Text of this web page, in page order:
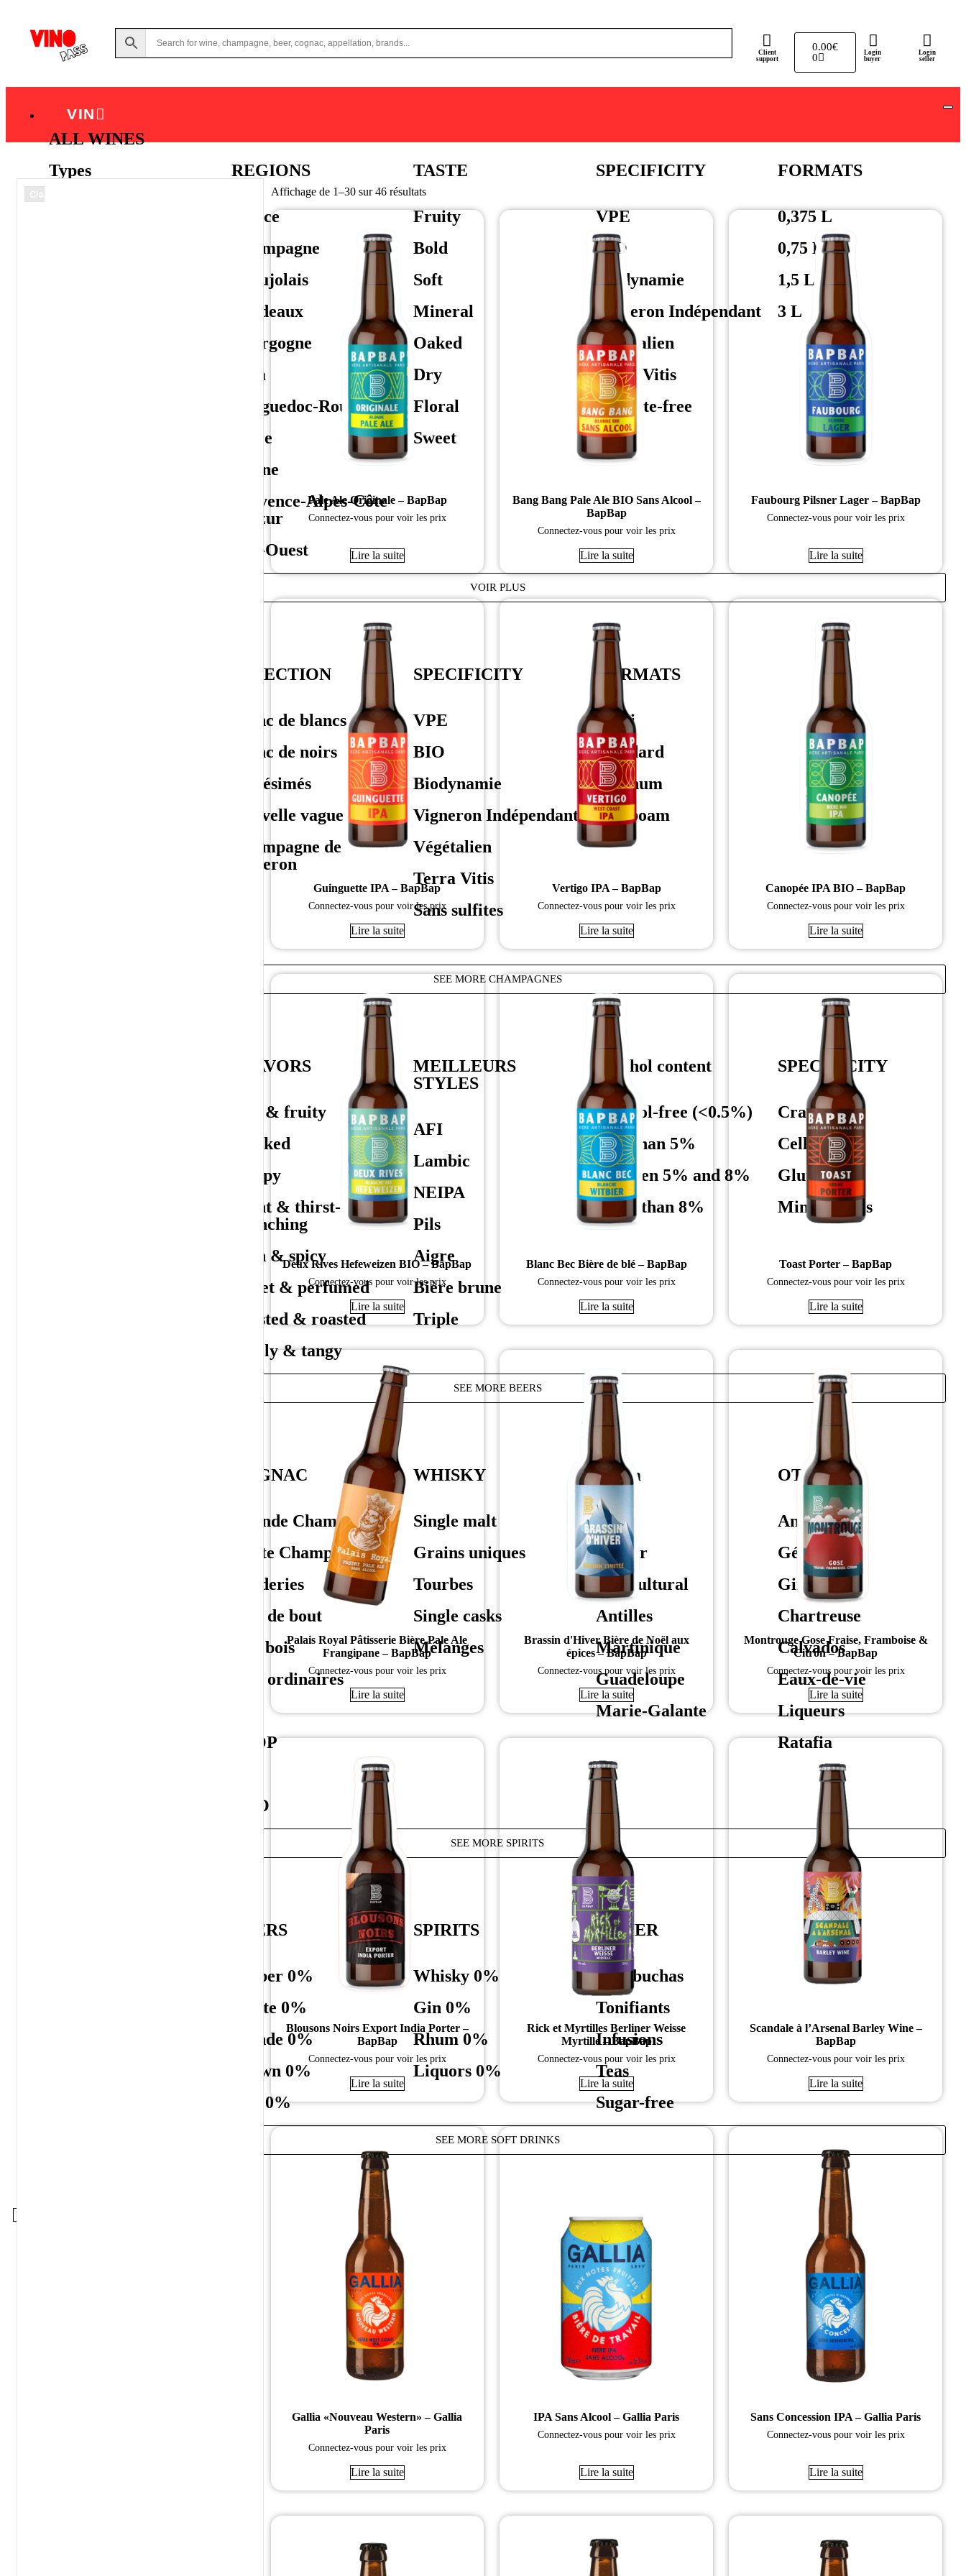
Client
support
0.00€
0
Login
buyer
Login
seller
VIN
ALL WINES
Types
REGIONS
Alsace
Champagne
Beaujolais
Bordeaux
Bourgogne
Jura
Languedoc-Roussillon
Loire
Rhône
Provence-Alpes-Côte
d'Azur
Sud-Ouest
TASTE
Fruity
Bold
Soft
Mineral
Oaked
Dry
Floral
Sweet
SPECIFICITY
VPE
BIO
Biodynamie
Vigneron Indépendant
Végétalien
Terra Vitis
Sulphite-free
FORMATS
0,375 L
0,75 L
1,5 L
3 L
VOIR PLUS
SELECTION
Blanc de blancs
Blanc de noirs
Millésimés
Nouvelle vague
Champagne de
vigneron
SPECIFICITY
VPE
BIO
Biodynamie
Vigneron Indépendant
Végétalien
Terra Vitis
Sans sulfites
FORMATS
Demi
Standard
Magnum
Jéroboam
SEE MORE CHAMPAGNES
FLAVORS
Soft & fruity
Smoked
Hoppy
Light & thirst-
quenching
Rich & spicy
Sweet & perfumed
Toasted & roasted
Lively & tangy
MEILLEURS
STYLES
AFI
Lambic
NEIPA
Pils
Aigre
Bière brune
Triple
Alcohol content
Alcohol-free (<0.5%)
Less than 5%
Between 5% and 8%
More than 8%
SPECIFICITY
Craft beers
Cellar beer
Gluten-free
Mini-barrels
SEE MORE BEERS
COGNAC
Grande Champagne
Petite Champagne
Borderies
Bois de bout
Bon bois
Bois ordinaires
VSOP
XXO
WHISKY
Single malt
Grains uniques
Tourbes
Single casks
Mélanges
Rhum
Blanc
Amber
Agricultural
Antilles
Martinique
Guadeloupe
Marie-Galante
OTHER
Anisé
Génépi
Gin
Chartreuse
Calvados
Eaux-de-vie
Liqueurs
Ratafia
SEE MORE SPIRITS
BEERS
Amber 0%
White 0%
Blonde 0%
Brown 0%
Red 0%
SPIRITS
Whisky 0%
Gin 0%
Rhum 0%
Liquors 0%
OTHER
Kombuchas
Tonifiants
Infusions
Teas
Sugar-free
SEE MORE SOFT DRINKS
Clair Affichage de 1–30 sur 46 résultats
Pale Ale Originale – BapBap
Connectez-vous pour voir les prix
Lire la suite
Bang Bang Pale Ale BIO Sans Alcool –
BapBap
Connectez-vous pour voir les prix
Lire la suite
Faubourg Pilsner Lager – BapBap
Connectez-vous pour voir les prix
Lire la suite
Guinguette IPA – BapBap
Connectez-vous pour voir les prix
Lire la suite
Vertigo IPA – BapBap
Connectez-vous pour voir les prix
Lire la suite
Canopée IPA BIO – BapBap
Connectez-vous pour voir les prix
Lire la suite
Deux Rives Hefeweizen BIO – BapBap
Connectez-vous pour voir les prix
Lire la suite
Blanc Bec Bière de blé – BapBap
Connectez-vous pour voir les prix
Lire la suite
Toast Porter – BapBap
Connectez-vous pour voir les prix
Lire la suite
Palais Royal Pâtisserie Bière Pale Ale
Frangipane – BapBap
Connectez-vous pour voir les prix
Lire la suite
Brassin d'Hiver Bière de Noël aux
épices – BapBap
Connectez-vous pour voir les prix
Lire la suite
Montrouge Gose Fraise, Framboise &
Citron – BapBap
Connectez-vous pour voir les prix
Lire la suite
Blousons Noirs Export India Porter –
BapBap
Connectez-vous pour voir les prix
Lire la suite
Rick et Myrtilles Berliner Weisse
Myrtille – BapBap
Connectez-vous pour voir les prix
Lire la suite
Scandale à l’Arsenal Barley Wine –
BapBap
Connectez-vous pour voir les prix
Lire la suite
Gallia «Nouveau Western» – Gallia
Paris
Connectez-vous pour voir les prix
Lire la suite
IPA Sans Alcool – Gallia Paris
Connectez-vous pour voir les prix
Lire la suite
Sans Concession IPA – Gallia Paris
Connectez-vous pour voir les prix
Lire la suite